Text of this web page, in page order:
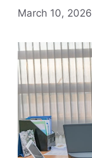
March 10, 2026